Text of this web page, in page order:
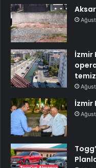
İzmir
İzmir